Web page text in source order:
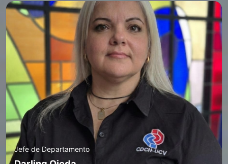
Jefe de Departamento